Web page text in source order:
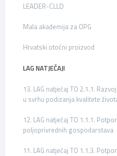
LEADER-CLLD
Mala akademija za OPG
Hrvatski otočni proizvod
LAG NATJEČAJI
13. LAG natječaj TO 2.1.1.
u svrhu podizanja kvalitete
12. LAG natječaj TO 1.1.1.
poljoprivrednih gospodarstava
11. LAG natječaj TO 1.1.3.